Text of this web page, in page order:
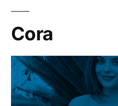
Cora